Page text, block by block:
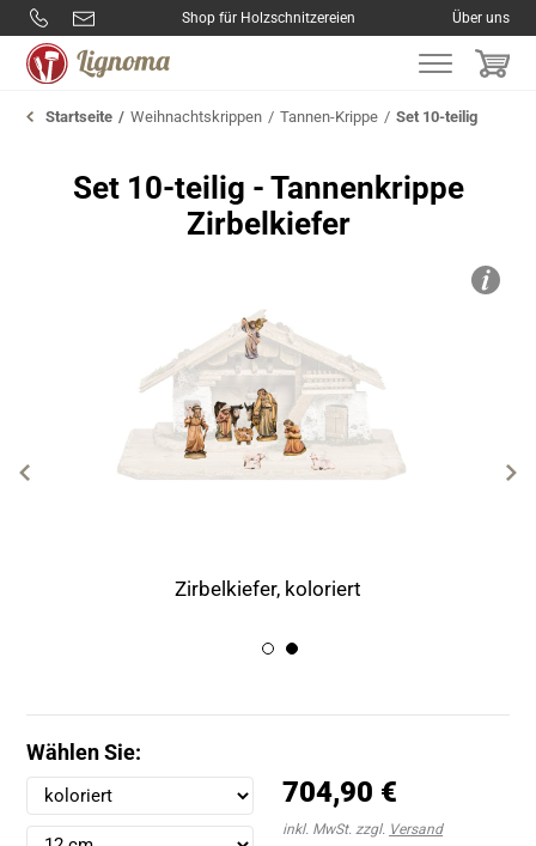
Shop für Holzschnitzereien Über uns
Startseite Weihnachtskrippen Tannen-Krippe Set 10-teilig
Zirbelkiefer, koloriert
Set 10-teilig - Tannenkrippe
Zirbelkiefer
Wählen Sie:
704,90 €
inkl. MwSt. zzgl. Versand